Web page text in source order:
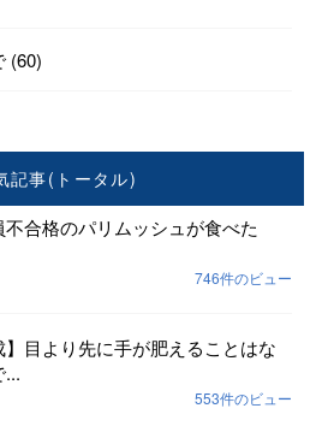
(60)
記事(トータル)
合格のパリムッシュが食べた
746件のビュー
】目より先に手が肥えることはな
...
553件のビュー